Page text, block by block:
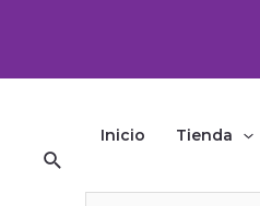
contenido
Buscar
Inicio Tienda